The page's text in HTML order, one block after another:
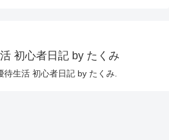
初心者日記 by たくみ
生活 初心者日記 by たくみ.